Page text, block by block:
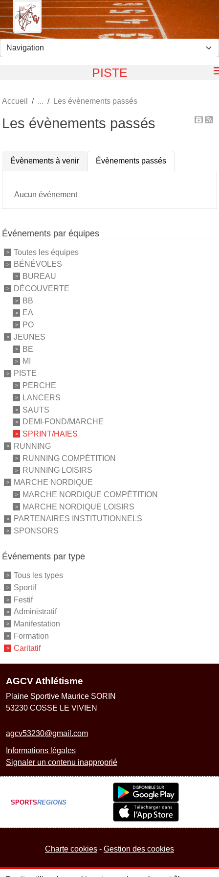
PISTE
Accueil Les évènements passés
Les évènements passés
Évènements à venir Évènements passés
Aucun événement
Événements par équipes
Toutes les équipes
BÉNÉVOLES
BUREAU
DÉCOUVERTE
BB
EA
PO
JEUNES
BE
MI
PISTE
PERCHE
LANCERS
SAUTS
DEMI-FOND/MARCHE
SPRINT/HAIES
RUNNING
RUNNING COMPÉTITION
RUNNING LOISIRS
MARCHE NORDIQUE
MARCHE NORDIQUE COMPÉTITION
MARCHE NORDIQUE LOISIRS
PARTENAIRES INSTITUTIONNELS
SPONSORS
Événements par type
Tous les types
Sportif
Festif
Administratif
Manifestation
Formation
Caritatif
AGCV Athlétisme
Plaine Sportive Maurice SORIN
53230 COSSE LE VIVIEN
agcv53230@gmail.com
Informations légales
Signaler un contenu inapproprié
SPORTSREGIONS
Charte cookies Gestion des cookies
Panneau de gestion des cookies